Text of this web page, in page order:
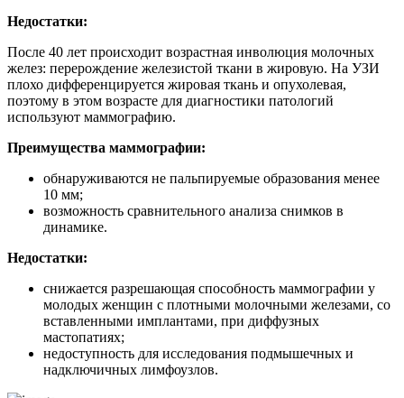
Недостатки:
После 40 лет происходит возрастная инволюция молочных
желез: перерождение железистой ткани в жировую. На УЗИ
плохо дифференцируется жировая ткань и опухолевая,
поэтому в этом возрасте для диагностики патологий
используют маммографию.
Преимущества маммографии:
обнаруживаются не пальпируемые образования менее
10 мм;
возможность сравнительного анализа снимков в
динамике.
Недостатки:
снижается разрешающая способность маммографии у
молодых женщин с плотными молочными железами, со
вставленными имплантами, при диффузных
мастопатиях;
недоступность для исследования подмышечных и
надключичных лимфоузлов.